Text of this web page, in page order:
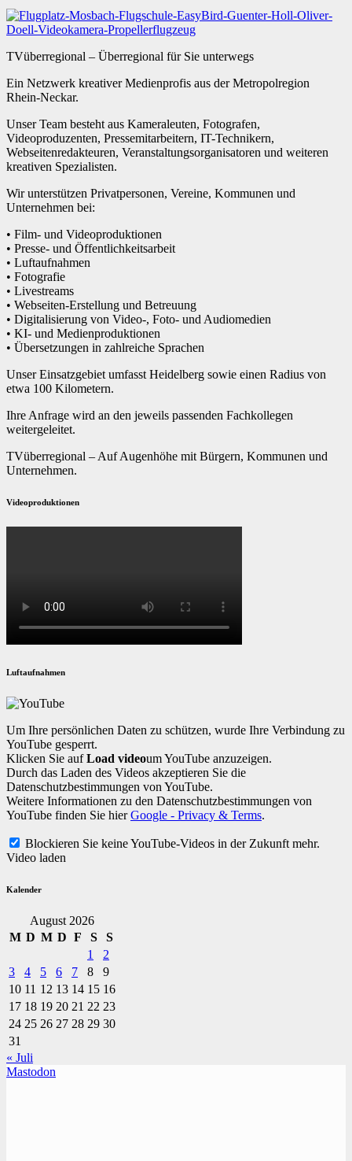
TVüberregional – Überregional für Sie unterwegs
Ein Netzwerk kreativer Medienprofis aus der Metropolregion
Rhein-Neckar.
Unser Team besteht aus Kameraleuten, Fotografen,
Videoproduzenten, Pressemitarbeitern, IT-Technikern,
Webseitenredakteuren, Veranstaltungsorganisatoren und weiteren
kreativen Spezialisten.
Wir unterstützen Privatpersonen, Vereine, Kommunen und
Unternehmen bei:
• Film- und Videoproduktionen
• Presse- und Öffentlichkeitsarbeit
• Luftaufnahmen
• Fotografie
• Livestreams
• Webseiten-Erstellung und Betreuung
• Digitalisierung von Video-, Foto- und Audiomedien
• KI- und Medienproduktionen
• Übersetzungen in zahlreiche Sprachen
Unser Einsatzgebiet umfasst Heidelberg sowie einen Radius von
etwa 100 Kilometern.
Ihre Anfrage wird an den jeweils passenden Fachkollegen
weitergeleitet.
TVüberregional – Auf Augenhöhe mit Bürgern, Kommunen und
Unternehmen.
Videoproduktionen
Luftaufnahmen
Um Ihre persönlichen Daten zu schützen, wurde Ihre Verbindung zu
YouTube gesperrt.
Klicken Sie aufLoad videoum YouTube anzuzeigen.
Durch das Laden des Videos akzeptieren Sie die
Datenschutzbestimmungen von YouTube.
Weitere Informationen zu den Datenschutzbestimmungen von
YouTube finden Sie hierGoogle - Privacy & Terms.
Blockieren Sie keine YouTube-Videos in der Zukunft mehr.
Video laden
Kalender
August 2026
M D M D F S
S
1
2
3
4 5 6 7 8
9
10 11 12 13 14 15 16
17 18 19 20 21 22 23
24 25 26 27 28 29 30
31
« Juli
Mastodon